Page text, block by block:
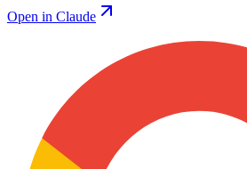
Open in Claude